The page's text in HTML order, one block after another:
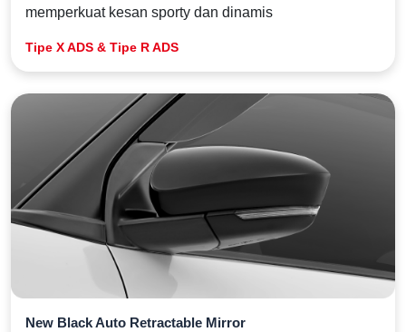
memperkuat kesan sporty dan dinamis
Tipe X ADS & Tipe R ADS
New Black Auto Retractable Mirror